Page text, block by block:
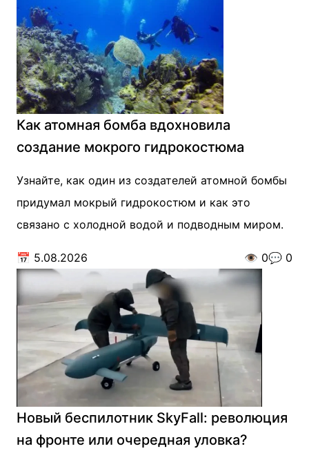
Как атомная бомба вдохновила
создание мокрого гидрокостюма
Узнайте, как один из создателей атомной бомбы
придумал мокрый гидрокостюм и как это
связано с холодной водой и подводным миром.
📅 5.08.2026 👁️ 0💬 0
Новый беспилотник SkyFall: революция
на фронте или очередная уловка?